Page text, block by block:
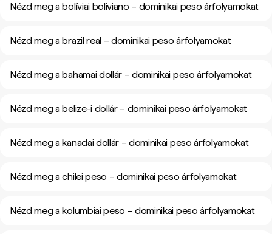
Nézd meg a bolíviai boliviano – dominikai peso árfolyamokat
Nézd meg a brazil real – dominikai peso árfolyamokat
Nézd meg a bahamai dollár – dominikai peso árfolyamokat
Nézd meg a belize-i dollár – dominikai peso árfolyamokat
Nézd meg a kanadai dollár – dominikai peso árfolyamokat
Nézd meg a chilei peso – dominikai peso árfolyamokat
Nézd meg a kolumbiai peso – dominikai peso árfolyamokat